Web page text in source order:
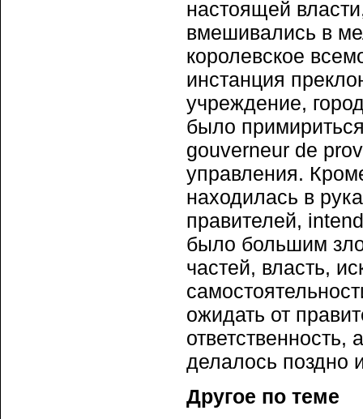
настоящей
вмешивались в
королевское
инстанция
учреждение,
было
gouverneur de
управления.
находилась в
правителей,
было большим
частей, власть,
ожидать от
делалось поздно
Другое по теме